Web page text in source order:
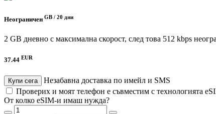
Неограничен GB / 20 дни
2 GB дневно с максимална скорост, след това 512 kbps
37.44 EUR
Купи сега
Незабавна доставка по имейл и SMS
Проверих и моят телефон е съвместим с технологията
От колко eSIM-и имаш нужда?